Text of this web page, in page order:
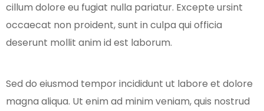
cillum dolore eu fugiat nulla pariatur. Excepte ursint
occaecat non proident, sunt in culpa qui officia
deserunt mollit anim id est laborum.
Sed do eiusmod tempor incididunt ut labore et dolore
magna aliqua. Ut enim ad minim veniam, quis nostrud